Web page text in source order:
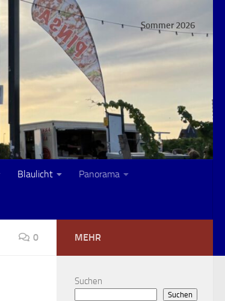
Sommer 2026
Blaulicht Panorama
0 MEHR
Suchen
Suchen